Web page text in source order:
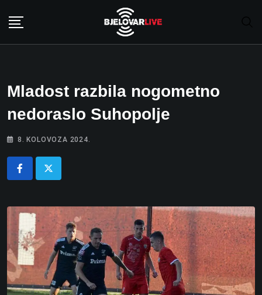
Mladost razbila nogometno
nedoraslo Suhopolje
8. KOLOVOZA 2024.